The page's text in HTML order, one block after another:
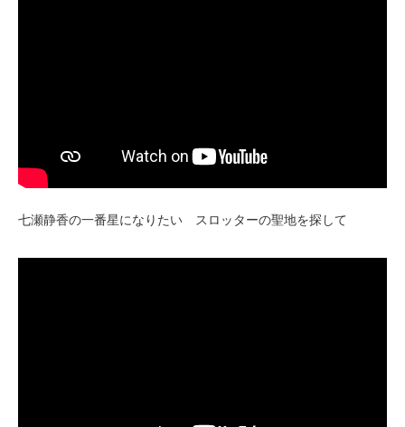
七瀬静香の一番星になりたい スロッターの聖地を探して